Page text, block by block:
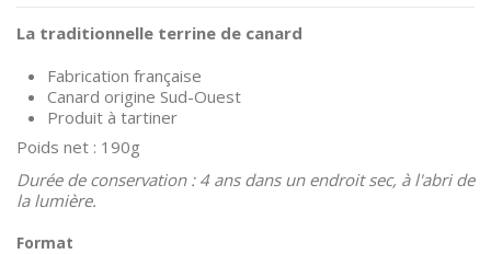
La traditionnelle terrine de canard
Fabrication française
Canard origine Sud-Ouest
Produit à tartiner
Poids net : 190g
Durée de conservation : 4 ans dans un endroit sec, à l'abri de
la lumière.
Format